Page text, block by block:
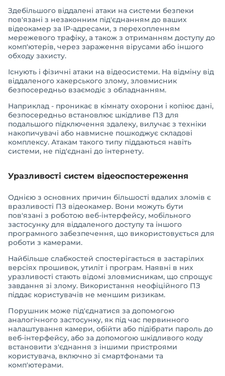
Здебільшого віддалені атаки на системи безпеки
пов'язані з незаконним під'єднанням до ваших
відеокамер за IP-адресами, з перехопленням
мережевого трафіку, а також з отриманням доступу до
комп'ютерів, через зараження вірусами або іншого
обходу захисту.
Існують і фізичні атаки на відеосистеми. На відміну від
віддаленого хакерського злому, зловмисник
безпосередньо взаємодіє з обладнанням.
Наприклад - проникає в кімнату охорони і копіює дані,
безпосередньо встановлює шкідливе ПЗ для
подальшого підключення здалеку, вилучає з техніки
накопичувачі або навмисне пошкоджує складові
комплексу. Атакам такого типу піддаються навіть
системи, не під'єднані до інтернету.
Уразливості систем відеоспостереження
Однією з основних причин більшості вдалих зломів є
вразливості ПЗ відеокамер. Вони можуть бути
пов'язані з роботою веб-інтерфейсу, мобільного
застосунку для віддаленого доступу та іншого
програмного забезпечення, що використовується для
роботи з камерами.
Найбільше слабкостей спостерігається в застарілих
версіях прошивок, утиліт і програм. Наявні в них
уразливості стають відомі зловмисникам, що спрощує
завдання зі злому. Використання неофіційного ПЗ
піддає користувачів не меншим ризикам.
Порушник може під'єднатися за допомогою
аналогічного застосунку, як під час первинного
налаштування камери, обійти або підібрати пароль до
веб-інтерфейсу, або за допомогою шкідливого коду
встановити з'єднання з іншими пристроями
користувача, включно зі смартфонами та
комп'ютерами.